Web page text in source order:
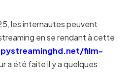
les internautes peuvent
en se rendant à cette
film-
a été faite il y a quelques